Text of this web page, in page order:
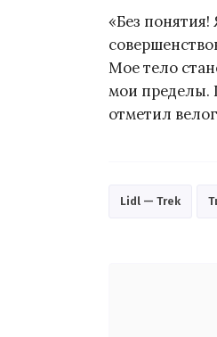
«Без понятия!
Мое тело
мои пределы.
отметил
Lidl — Trek